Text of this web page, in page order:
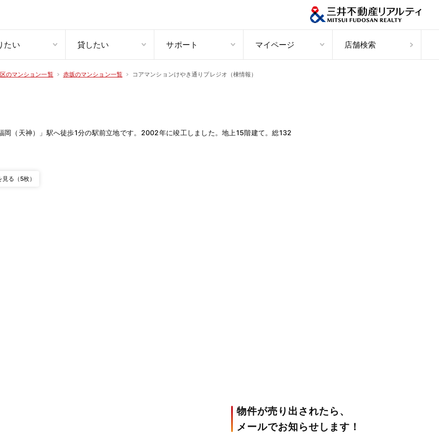
たい 貸したい サポート マイページ 店舗検索
のマンション一覧 赤坂のマンション一覧 コアマンションけやき通りプレジオ（棟情報）
（天神）」駅へ徒歩1分の駅前立地です。2002年に竣工しました。地上15階建て。総132
る（5枚）
物件が売り出されたら、
メールでお知らせします！